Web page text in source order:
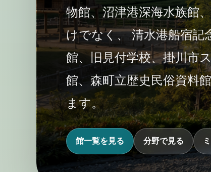
物館、沼津港深海水族館
けでなく、 清水港船宿記
館、旧見付学校、掛川市
館、森町立歴史民俗資料
ます。
館一覧を見る 分野で見る